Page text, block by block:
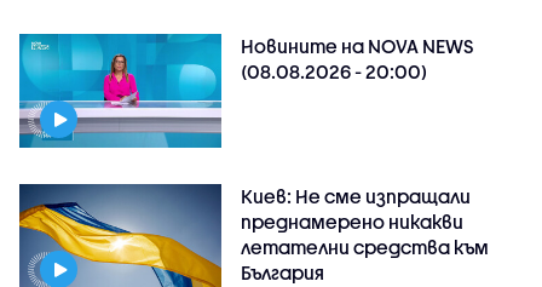
Новините на NOVA NEWS
(08.08.2026 - 20:00)
Киев: Не сме изпращали
преднамерено никакви
летателни средства към
България